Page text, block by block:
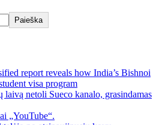
Paieška
report reveals how India’s Bishnoi
visa program
laivą netoli Sueco kanalo, grasindamas
„YouTube“.